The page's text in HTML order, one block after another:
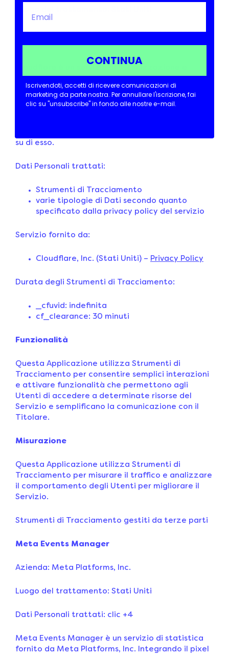
Dati Personali trattati: Strumenti di Tracciamento
+1
Le modalità di integrazione di Cloudflare
prevedono che questo filtri tutto il traffico di
su di esso.
Dati Personali trattati:
Strumenti di Tracciamento
varie tipologie di Dati secondo quanto
specificato dalla privacy policy del servizio
Servizio fornito da:
Cloudflare, Inc. (Stati Uniti) – Privacy Policy
Durata degli Strumenti di Tracciamento:
_cfuvid: indefinita
cf_clearance: 30 minuti
Funzionalità
Questa Applicazione utilizza Strumenti di
Tracciamento per consentire semplici interazioni
e attivare funzionalità che permettono agli
Utenti di accedere a determinate risorse del
Servizio e semplificano la comunicazione con il
Titolare.
Misurazione
Questa Applicazione utilizza Strumenti di
Tracciamento per misurare il traffico e analizzare
il comportamento degli Utenti per migliorare il
Servizio.
Strumenti di Tracciamento gestiti da terze parti
Meta Events Manager
Azienda: Meta Platforms, Inc.
Luogo del trattamento: Stati Uniti
Dati Personali trattati: clic +4
Meta Events Manager è un servizio di statistica
fornito da Meta Platforms, Inc. Integrando il pixel
CONTINUA
Iscrivendoti, accetti di ricevere comunicazioni di
marketing da parte nostra. Per annullare l'iscrizione, fai
clic su "unsubscribe" in fondo alle nostre e-mail.